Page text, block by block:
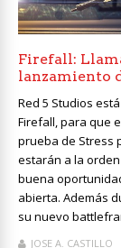
Firefall:
lanzamiento
Red 5 Studios
Firefall, para que
prueba de Stress
estarán a la
buena
abierta. Además
su nuevo
JOSE A. CASTILLO